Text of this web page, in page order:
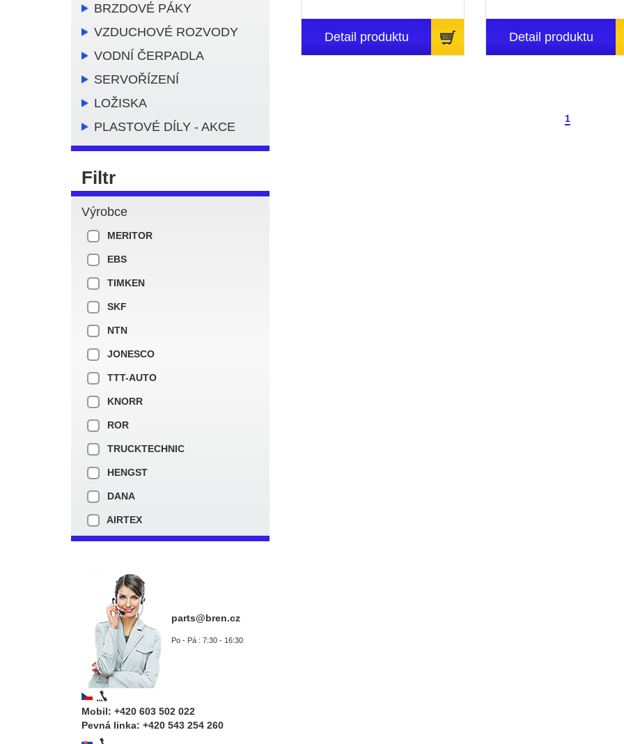
BRZDOVÉ PÁKY
VZDUCHOVÉ ROZVODY
VODNÍ ČERPADLA
SERVOŘÍZENÍ
LOŽISKA
PLASTOVÉ DÍLY - AKCE
Filtr
Výrobce
MERITOR
EBS
TIMKEN
SKF
NTN
JONESCO
TTT-AUTO
KNORR
ROR
TRUCKTECHNIC
HENGST
DANA
AIRTEX
parts@bren.cz
Po - Pá : 7:30 - 16:30
Mobil: +420 603 502 022
Pevná linka: +420 543 254 260
Detail produktu Detail produktu
1